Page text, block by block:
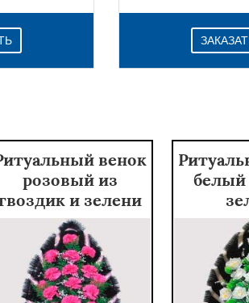
венок
розовый из
и зелени
белый